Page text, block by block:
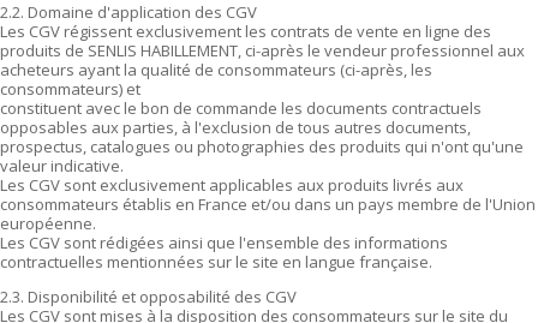
2.2. Domaine d'application des CGV
Les CGV régissent exclusivement les contrats de vente en ligne des
produits de SENLIS HABILLEMENT, ci-après le vendeur professionnel aux
acheteurs ayant la qualité de consommateurs (ci-après, les
consommateurs) et
constituent avec le bon de commande les documents contractuels
opposables aux parties, à l'exclusion de tous autres documents,
prospectus, catalogues ou photographies des produits qui n'ont qu'une
valeur indicative.
Les CGV sont exclusivement applicables aux produits livrés aux
consommateurs établis en France et/ou dans un pays membre de l'Union
européenne.
Les CGV sont rédigées ainsi que l'ensemble des informations
contractuelles mentionnées sur le site en langue française.
2.3. Disponibilité et opposabilité des CGV
Les CGV sont mises à la disposition des consommateurs sur le site du